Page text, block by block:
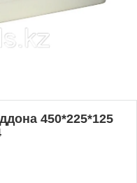
450*225*125